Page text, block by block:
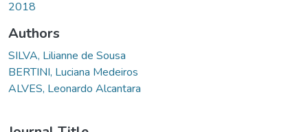
2018
Authors
SILVA, Lilianne de Sousa
BERTINI, Luciana Medeiros
ALVES, Leonardo Alcantara